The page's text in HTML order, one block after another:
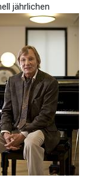
jährlichen